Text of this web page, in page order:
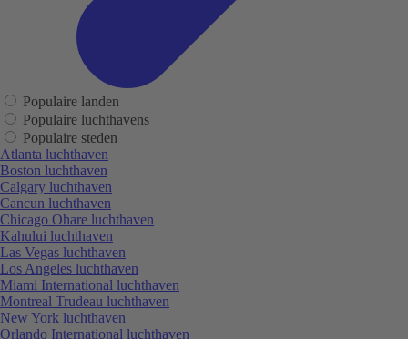
Populaire landen
Populaire luchthavens
Populaire steden
Atlanta luchthaven
Boston luchthaven
Calgary luchthaven
Cancun luchthaven
Chicago Ohare luchthaven
Kahului luchthaven
Las Vegas luchthaven
Los Angeles luchthaven
Miami International luchthaven
Montreal Trudeau luchthaven
New York luchthaven
Orlando International luchthaven